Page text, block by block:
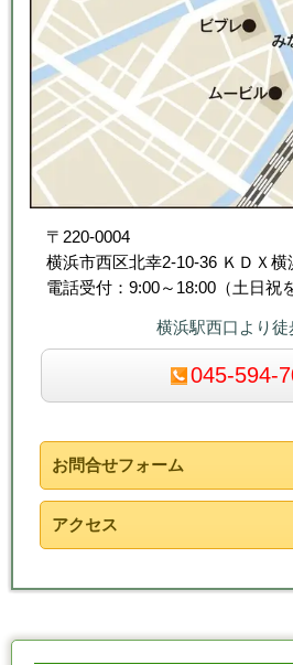
〒220-0004
横浜市西区北幸2-10-36 ＫＤＸ横
電話受付：9:00～18:00（土日祝
横浜駅西口より徒
045-594-
お問合せフォーム
アクセス